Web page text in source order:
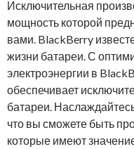
Исключительная
мощность которой
вами. BlackBerry
жизни батареи. С
электроэнергии в
обеспечивает
батареи.
что вы сможете быть
которые имеют